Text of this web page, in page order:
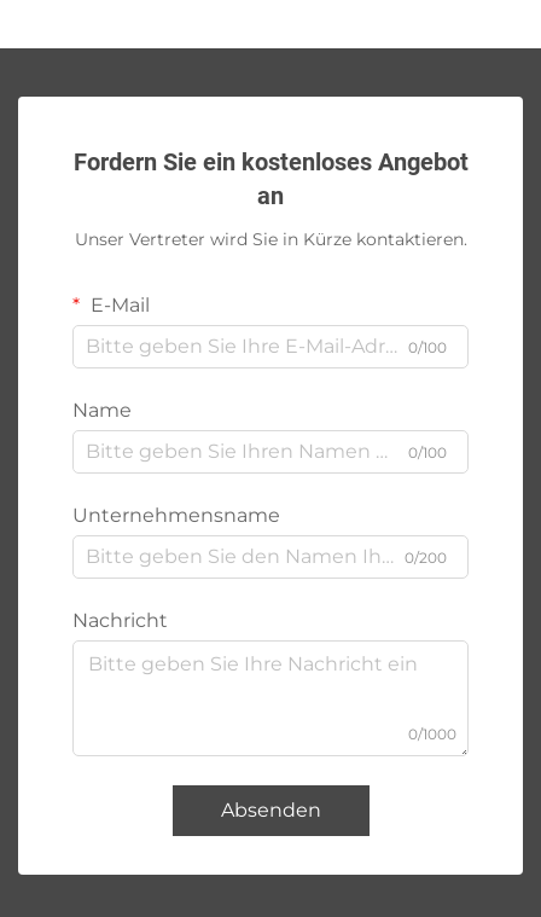
Fordern Sie ein kostenloses Angebot
an
Unser Vertreter wird Sie in Kürze kontaktieren.
E-Mail
0/100
Name
0/100
Unternehmensname
0/200
Nachricht
0/1000
Absenden